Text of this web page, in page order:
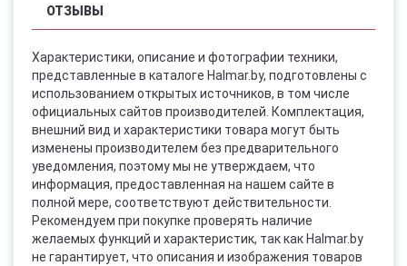
ОТЗЫВЫ
Характеристики, описание и фотографии техники,
представленные в каталоге Halmar.by, подготовлены с
использованием открытых источников, в том числе
официальных сайтов производителей. Комплектация,
внешний вид и характеристики товара могут быть
изменены производителем без предварительного
уведомления, поэтому мы не утверждаем, что
информация, предоставленная на нашем сайте в
полной мере, соответствуют действительности.
Рекомендуем при покупке проверять наличие
желаемых функций и характеристик, так как Halmar.by
не гарантирует, что описания и изображения товаров